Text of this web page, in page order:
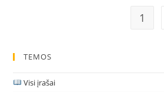
1
TEMOS
Visi įrašai